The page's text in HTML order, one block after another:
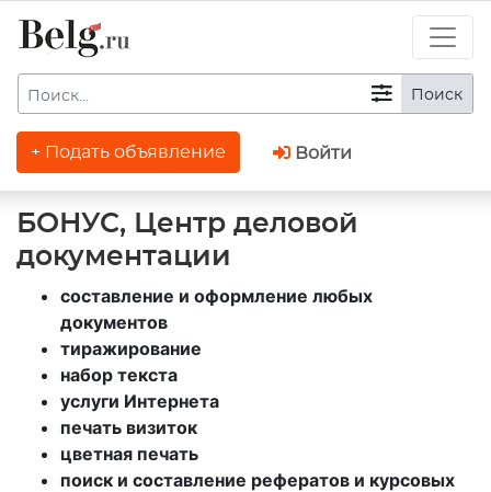
Поиск
+ Подать объявление Войти
БОНУС, Центр деловой
документации
составление и оформление любых
документов
тиражирование
набор текста
услуги Интернета
печать визиток
цветная печать
поиск и составление рефератов и курсовых